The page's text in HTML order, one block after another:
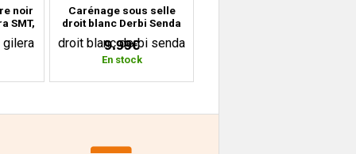
noir
SMT,
Carénage sous selle
droit blanc Derbi Senda
DRD Xtreme, Gilera SMT,
RCR (2011 à 2017)
9.99€
En stock